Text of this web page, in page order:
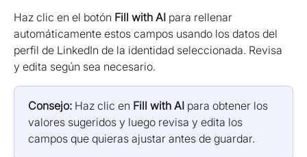
Haz clic en el botón Fill with AI para rellenar
automáticamente estos campos usando los datos del
perfil de LinkedIn de la identidad seleccionada. Revisa
y edita según sea necesario.
Consejo: Haz clic en Fill with AI para obtener los
valores sugeridos y luego revisa y edita los
campos que quieras ajustar antes de guardar.